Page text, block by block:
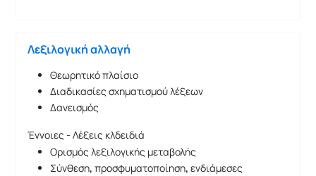
Λεξιλογική αλλαγή
Θεωρητικό πλαίσιο
Διαδικασίες σχηματισμού λέξεων
Δανεισμός
Έννοιες - Λέξεις κλδειδιά
Ορισμός λεξιλογικής μεταβολής
Σύνθεση, προσφυματοποίηση, ενδιάμεσες